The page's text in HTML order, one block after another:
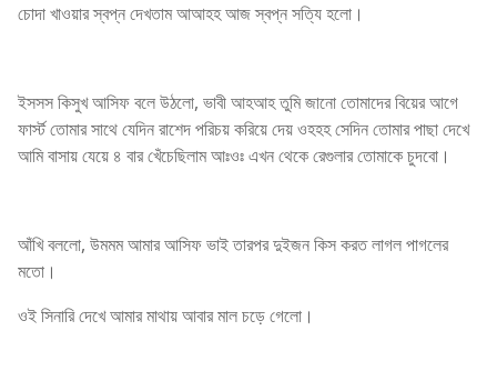
চোদা খাওয়ার স্বপ্ন দেখতাম আআহহ আজ স্বপ্ন সত্যি হলো।
ইসসস কিসুখ আসিফ বলে উঠলো, ভাবী আহআহ তুমি জানো তোমাদের বিয়ের আগে
ফার্স্ট তোমার সাথে যেদিন রাশেদ পরিচয় করিয়ে দেয় ওহহহ সেদিন তোমার পাছা দেখে
আমি বাসায় যেয়ে ৪ বার খেঁচেছিলাম আঃওঃ এখন থেকে রেগুলার তোমাকে চুদবো।
আঁখি বললো, উমমম আমার আসিফ ভাই তারপর দুইজন কিস করত লাগল পাগলের
মতো।
ওই সিনারি দেখে আমার মাথায় আবার মাল চড়ে গেলো।